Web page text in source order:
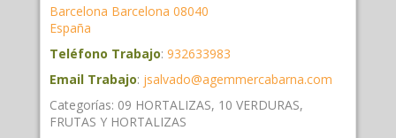
Barcelona Barcelona 08040
España
Teléfono Trabajo: 932633983
Email Trabajo: jsalvado@agemmercabarna.com
Categorías: 09 HORTALIZAS, 10 VERDURAS,
FRUTAS Y HORTALIZAS